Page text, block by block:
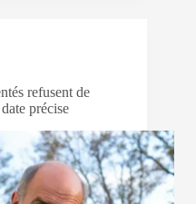
refusent de
précise